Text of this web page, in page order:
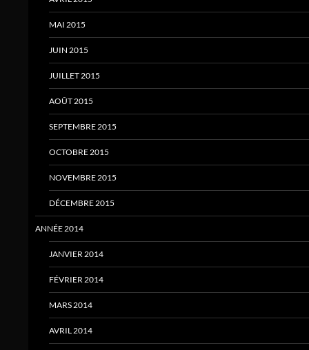
MAI 2015
JUIN 2015
JUILLET 2015
AOÛT 2015
SEPTEMBRE 2015
OCTOBRE 2015
NOVEMBRE 2015
DÉCEMBRE 2015
ANNÉE 2014
JANVIER 2014
FÉVRIER 2014
MARS 2014
AVRIL 2014